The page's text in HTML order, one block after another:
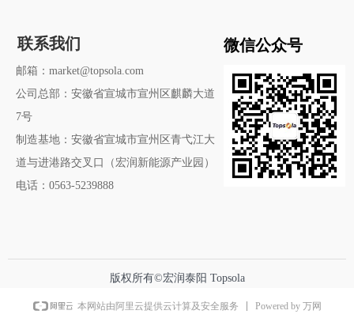
联系我们
邮箱：market@topsola.com
公司总部：安徽省宣城市宣州区麒麟大道
7号
制造基地：安徽省宣城市宣州区青弋江大
道与进港路交叉口（宏润新能源产业园）
电话：0563-5239888
微信公众号
版权所有©宏润泰阳 Topsola
本网站由阿里云提供云计算及安全服务 Powered by 万网